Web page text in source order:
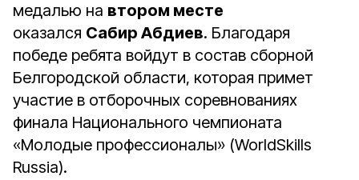
медалью на втором месте
оказался Сабир Абдиев. Благодаря
победе ребята войдут в состав сборной
Белгородской области, которая примет
участие в отборочных соревнованиях
финала Национального чемпионата
«Молодые профессионалы» (WorldSkills
Russia).